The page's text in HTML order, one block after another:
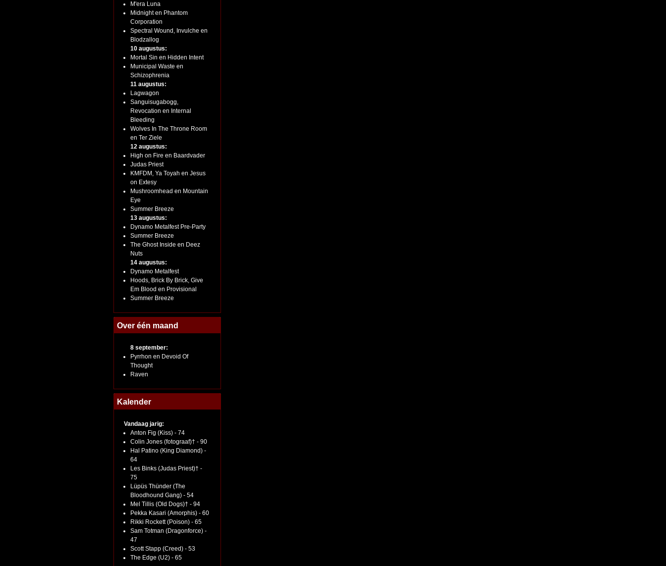
M'era Luna
Midnight en Phantom
Corporation
Spectral Wound, Invulche en
Blodzallog
10 augustus:
Mortal Sin en Hidden Intent
Municipal Waste en
Schizophrenia
11 augustus:
Lagwagon
Sanguisugabogg,
Revocation en Internal
Bleeding
Wolves In The Throne Room
en Ter Ziele
12 augustus:
High on Fire en Baardvader
Judas Priest
KMFDM, Ya Toyah en Jesus
on Extesy
Mushroomhead en Mountain
Eye
Summer Breeze
13 augustus:
Dynamo Metalfest Pre-Party
Summer Breeze
The Ghost Inside en Deez
Nuts
14 augustus:
Dynamo Metalfest
Hoods, Brick By Brick, Give
Em Blood en Provisional
Summer Breeze
Over één maand
8 september:
Pyrrhon en Devoid Of
Thought
Raven
Kalender
Vandaag jarig:
Anton Fig (Kiss) - 74
Colin Jones (fotograaf)† - 90
Hal Patino (King Diamond) -
64
Les Binks (Judas Priest)† -
75
Lüpüs Thünder (The
Bloodhound Gang) - 54
Mel Tillis (Old Dogs)† - 94
Pekka Kasari (Amorphis) - 60
Rikki Rockett (Poison) - 65
Sam Totman (Dragonforce) -
47
Scott Stapp (Creed) - 53
The Edge (U2) - 65